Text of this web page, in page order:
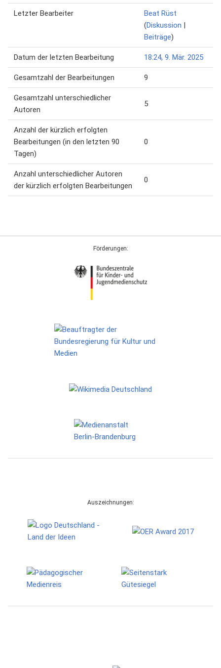
Letzter Bearbeiter
Beat Rüst
(Diskussion |
Beiträge)
Datum der letzten Bearbeitung 18:24, 9. Mär. 2025
Gesamtzahl der Bearbeitungen 9
Gesamtzahl unterschiedlicher
Autoren
5
Anzahl der kürzlich erfolgten
Bearbeitungen (in den letzten 90
Tagen)
0
Anzahl unterschiedlicher Autoren
der kürzlich erfolgten Bearbeitungen
0
Förderungen:
Auszeichnungen: